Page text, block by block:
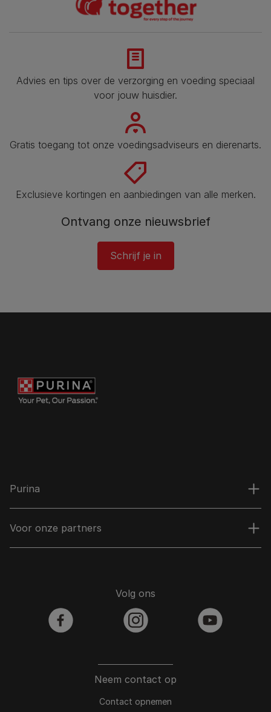
Advies en tips over de verzorging en voeding speciaal
voor jouw huisdier​.
Gratis toegang tot onze voedingsadviseurs en dierenarts​.
Exclusieve kortingen en aanbiedingen van alle merken.
Ontvang onze nieuwsbrief
Schrijf je in
Purina
Voor onze partners
Neem contact op
Contact opnemen
Volg ons
facebook instagram youtube